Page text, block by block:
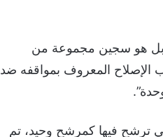
بل هو سجين مجموعة من
الإصلاح المعروف بمواقفه ضد
ترشح فيها كمرشح وحيد، تم